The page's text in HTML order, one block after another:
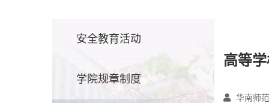
安全教育活动
学院规章制度
高等
华南师